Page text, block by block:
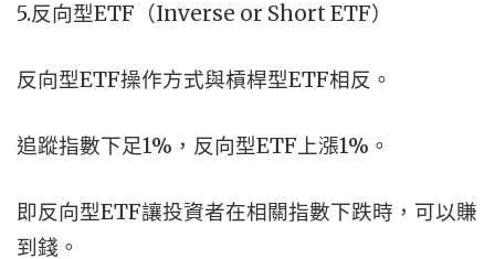
5.反向型ETF（Inverse or Short ETF）
反向型ETF操作方式與槓桿型ETF相反。
追蹤指數下足1%，反向型ETF上漲1%。
即反向型ETF讓投資者在相關指數下跌時，可以賺
到錢。